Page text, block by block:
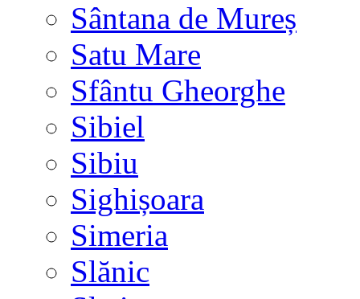
Sântana de Mureș
Satu Mare
Sfântu Gheorghe
Sibiel
Sibiu
Sighișoara
Simeria
Slănic